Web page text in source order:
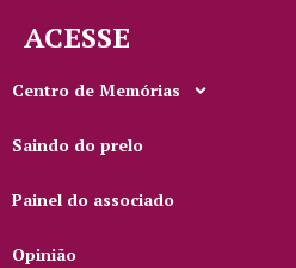
ACESSE
Centro de Memórias
Saindo do prelo
Painel do associado
Opinião